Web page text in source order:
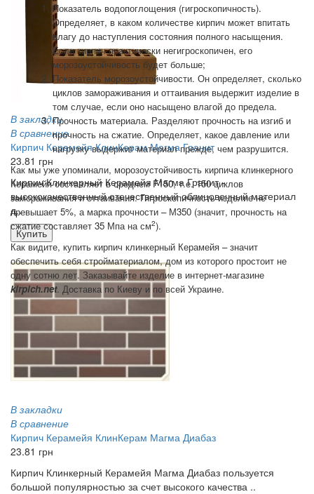
В закладки
В сравнение
Кирпич Керамейя КлинКерам Магма Гранит
23.81 грн
Кирпич Клинкерный Керамейя Магма Гранит -
высококачественный отечественный облицовочный материал
д..
Купить
В закладки
В сравнение
Кирпич Керамейя КлинКерам Магма Диабаз
23.81 грн
Кирпич Клинкерный Керамейя Магма Диабаз пользуется
большой популярностью за счет высокого качества ..
Показатель водопоглощения (гигроскопичность).
Определяет, в каком количестве кирпич может впитать
влагу до наступления состояния полного насыщения.
Если кирпич практически негигроскопичен, его
морозоустойчивость будет больше;
Показатель морозоустойчивости. Он определяет, сколько
циклов замораживания и оттаивания выдержит изделие в
том случае, если оно насыщено влагой до предела.
Прочность материала. Разделяют прочность на изгиб и
прочность на сжатие. Определяет, какое давление или
нагрузку выдержит материал прежде, чем разрушится.
Как мы уже упоминали, морозоустойчивость кирпича клинкерного
Керамейя составляет в среднем F150, т.е. 150 циклов
замораживания и оттаивания. Гигроскопичность изделие не
превышает 5%, а марка прочности – М350 (значит, прочность на
сжатие составляет 35 Мпа на см2).
Как видите, купить кирпич клинкерный Керамейя – значит
обеспечить себя стройматериалом, дом из которого простоит не
одну сотню лет. Заказывайте изделие в интернет-магазине
kirpich.net. Доставка по Киеву и по всей Украине.